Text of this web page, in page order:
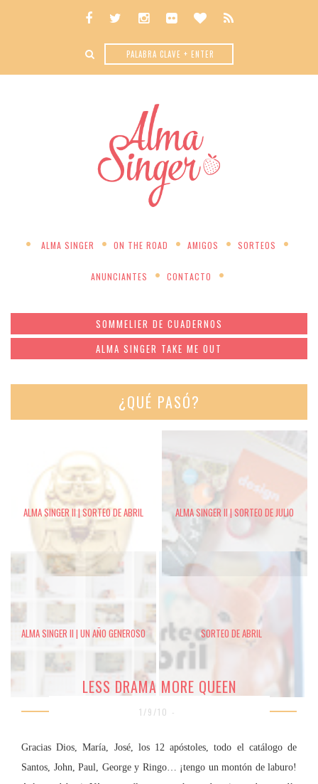
ALMA SINGER ON THE ROAD AMIGOS SORTEOS
ANUNCIANTES CONTACTO
SOMMELIER DE CUADERNOS
ALMA SINGER TAKE ME OUT
¿QUÉ PASÓ?
ALMA SINGER II | SORTEO DE ABRIL ALMA SINGER II | SORTEO DE JULIO
ALMA SINGER II | UN AÑO GENEROSO SORTEO DE ABRIL
LESS DRAMA MORE QUEEN
1/9/10 -
Gracias Dios, María, José, los 12 apóstoles, todo el catálogo de
Santos, John, Paul, George y Ringo… ¡tengo un montón de laburo!